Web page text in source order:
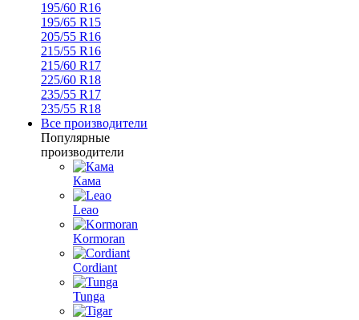
195/60 R16
195/65 R15
205/55 R16
215/55 R16
215/60 R17
225/60 R18
235/55 R17
235/55 R18
Все производители
Популярные
производители
Кама
Leao
Kormoran
Cordiant
Tunga